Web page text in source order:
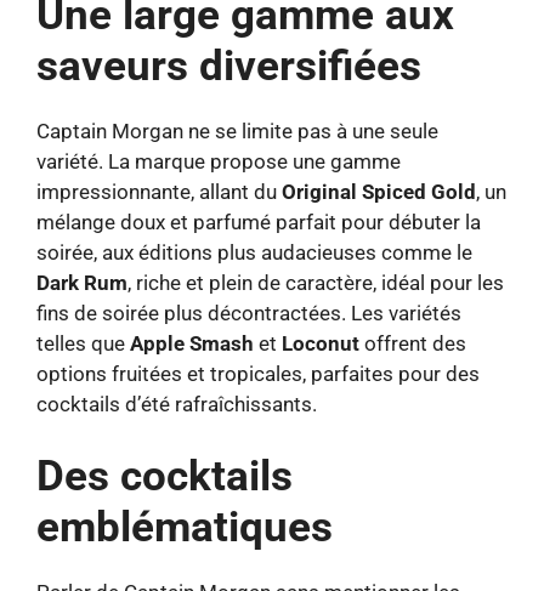
Une large gamme aux
saveurs diversifiées
Captain Morgan ne se limite pas à une seule
variété. La marque propose une gamme
impressionnante, allant du Original Spiced Gold , un
mélange doux et parfumé parfait pour débuter la
soirée, aux éditions plus audacieuses comme le
Dark Rum, riche et plein de caractère, idéal pour les
fins de soirée plus décontractées. Les variétés
telles que Apple Smash et Loconut offrent des
options fruitées et tropicales, parfaites pour des
cocktails d’été rafraîchissants.
Des cocktails
emblématiques